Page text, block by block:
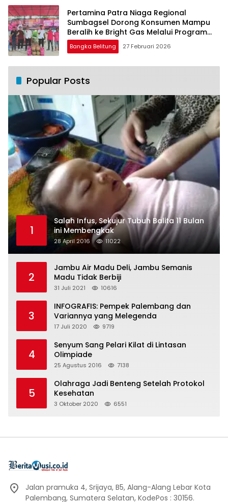
Pertamina Patra Niaga Regional
Sumbagsel Dorong Konsumen Mampu
Beralih ke Bright Gas Melalui Program
Trade In di Belitung Timur
Bangka Belitung 27 Februari 2026
Popular Posts
1
Salah Infus, Sekujur Tubuh Balita 11 Bulan
ini Membengkak
28 April 2016 11022
2
Jambu Air Madu Deli, Jambu Semanis
Madu Tidak Berbiji
31 Juli 2021 10616
3
INFOGRAFIS: Pempek Palembang dan
Variannya yang Melegenda
17 Juli 2020 9719
4
Senyum Sang Pelari Kilat di Lintasan
Olimpiade
25 Agustus 2016 7138
5
Olahraga Jadi Benteng Setelah Protokol
Kesehatan
3 Oktober 2020 6551
Jalan pramuka 4, Srijaya, B5, Alang-Alang Lebar Kota
Palembang, Sumatera Selatan, KodePos : 30156.